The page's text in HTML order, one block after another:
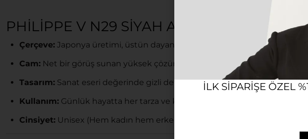
PHILIPPE V N29 SIYAH ALTIN YEŞIL
Çerçeve: Japonya üretimi, üstün dayanıklılık ve konfor sunan siyah
Cam: Net bir görüş sunan yüksek çözünürlüklü (HD) ve tam korumalı
Tasarım: Sanat eseri değerinde gizli detaylara ve markaya özgü
Kullanım: Günlük hayatta her tarza ve kombine zahmetsizce uyum
Cinsiyet: Unisex (Hem kadın hem erkek kullanımına uygun).
ILK SIPARIŞE ÖZEL